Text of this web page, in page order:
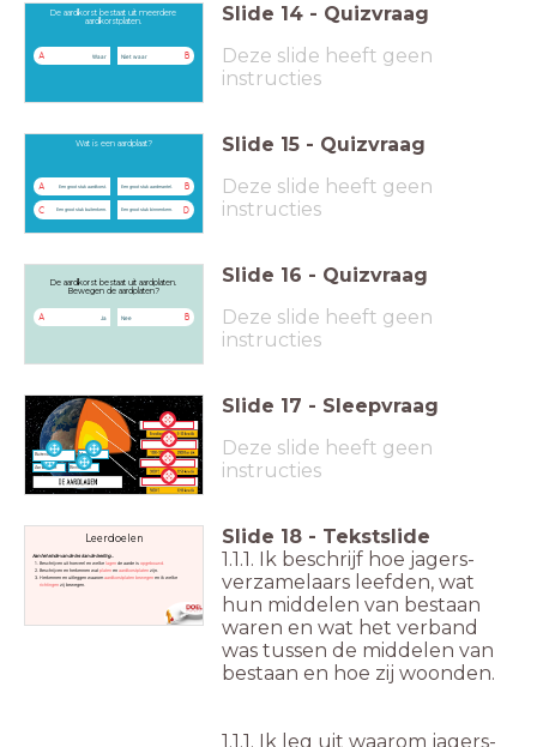
De aardkorst bestaat uit meerdere
aardkorstplaten.
A Waar B
Niet waar
Slide 14 - Quizvraag
Deze slide heeft geen
instructies
Wat is een aardplaat?
A Een groot stuk aardkorst. B
Een groot stuk aardmantel.
C Een groot stuk buitenkern. D
Een groot stuk binnenkern.
Slide 15 - Quizvraag
Deze slide heeft geen
instructies
De aardkorst bestaat uit aardplaten.
Bewegen de aardplaten?
A Ja B
Nee
Slide 16 - Quizvraag
Deze slide heeft geen
instructies
Aardkorst
Mantel
Buitenkern
Binnenkern
Slide 17 - Sleepvraag
Deze slide heeft geen
instructies
Leerdoelen
Aan het einde van de les kan de leerling...
Beschrijven uit hoeveel en welke lagende aarde is opgebouwd.
Beschrijven en herkennen wat platenen aardkorstplatenzijn.
Herkennen en uitleggen waarom aardkorstplaten bewegenen ik welke
richtingenzij bewegen.
Slide 18 - Tekstslide
1.1.1. Ik beschrijf hoe jagers-
verzamelaars leefden, wat
hun middelen van bestaan
waren en wat het verband
was tussen de middelen van
bestaan en hoe zij woonden.
1.1.1. Ik leg uit waarom jagers-